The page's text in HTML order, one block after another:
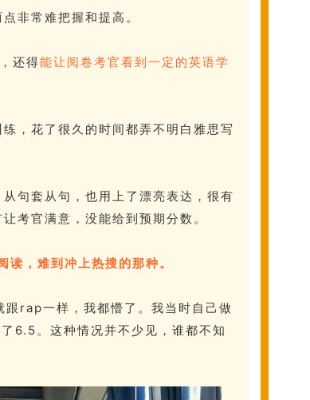
非常难把握和提高。
还得能让阅卷考官看到一定的英语学
，花了很久的时间都弄不明白雅思写
句套从句，也用上了漂亮表达，很有
考官满意，没能给到预期分数。
，难到冲上热搜的那种。
rap一样，我都懵了。我当时自己做
6.5。这种情况并不少见，谁都不知